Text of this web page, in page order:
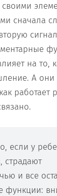
сначала
на то,
А
работает
если у
страдают
и все
функции: